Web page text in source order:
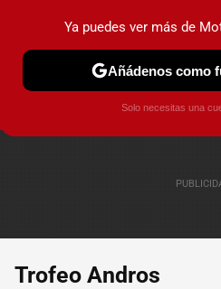
PRUEBAS COCHES
Trofeo Andros
Ya puedes ver más de
Añádenos como
Solo necesitas una